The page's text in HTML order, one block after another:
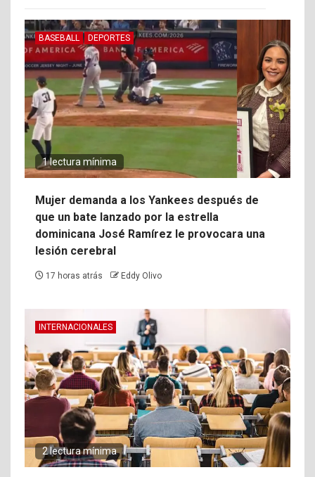
BASEBALL DEPORTES
1 lectura mínima
Mujer demanda a los Yankees después de
que un bate lanzado por la estrella
dominicana José Ramírez le provocara una
lesión cerebral
17 horas atrás Eddy Olivo
INTERNACIONALES
2 lectura mínima